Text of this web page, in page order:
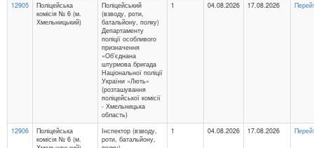
12905
Поліцейська
комісія № 6 (м.
Хмельницький)
Поліцейський
(взводу, роти,
батальйону, полку)
Департаменту
поліції особливого
призначення
«Об’єднана
штурмова бригада
Національної поліції
України «Лють»
(розташування
поліцейської комісії
- Хмельницька
область)
1 04.08.2026 17.08.2026
12906
Поліцейська
комісія № 6 (м.
Інспектор (взводу,
роти, батальйону,
1 04.08.2026 17.08.2026